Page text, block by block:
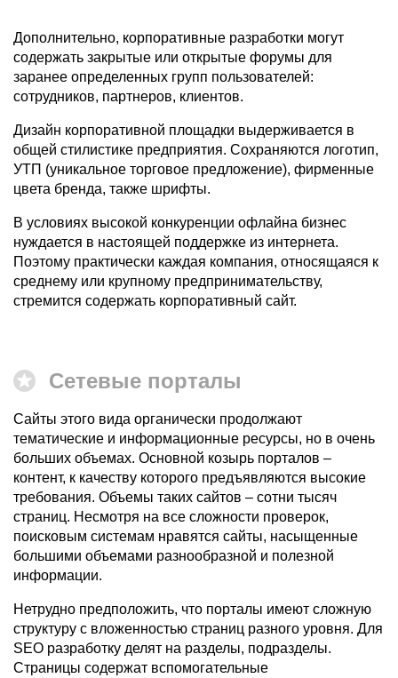
Дополнительно, корпоративные разработки могут
содержать закрытые или открытые форумы для
заранее определенных групп пользователей:
сотрудников, партнеров, клиентов.
Дизайн корпоративной площадки выдерживается в
общей стилистике предприятия. Сохраняются логотип,
УТП (уникальное торговое предложение), фирменные
цвета бренда, также шрифты.
В условиях высокой конкуренции офлайна бизнес
нуждается в настоящей поддержке из интернета.
Поэтому практически каждая компания, относящаяся к
среднему или крупному предпринимательству,
стремится содержать корпоративный сайт.
Сетевые порталы
Сайты этого вида органически продолжают
тематические и информационные ресурсы, но в очень
больших объемах. Основной козырь порталов –
контент, к качеству которого предъявляются высокие
требования. Объемы таких сайтов – сотни тысяч
страниц. Несмотря на все сложности проверок,
поисковым системам нравятся сайты, насыщенные
большими объемами разнообразной и полезной
информации.
Нетрудно предположить, что порталы имеют сложную
структуру с вложенностью страниц разного уровня. Для
SEO разработку делят на разделы, подразделы.
Страницы содержат вспомогательные